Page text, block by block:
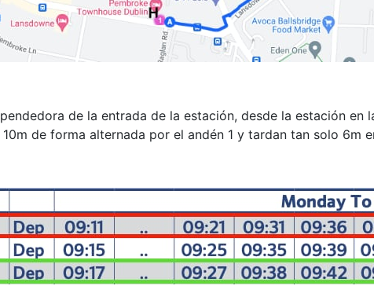
de la entrada de la estación, desde la estación en
de forma alternada por el andén 1 y tardan tan solo 6m